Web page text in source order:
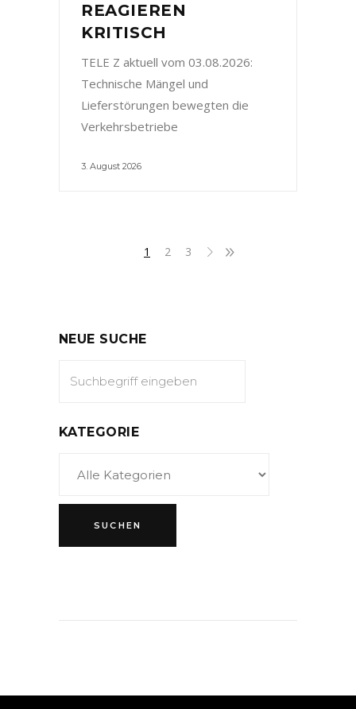
REAGIEREN
KRITISCH
TELE Z aktuell vom 03.08.2026:
Technische Mängel und
Lieferstörungen bewegten die
Verkehrsbetriebe
3. August 2026
1 2 3
NEUE SUCHE
KATEGORIE